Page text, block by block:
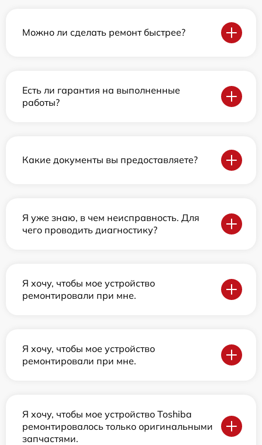
Можно ли сделать ремонт быстрее?
Есть ли гарантия на выполненные
работы?
Какие документы вы предоставляете?
Я уже знаю, в чем неисправность. Для
чего проводить диагностику?
Я хочу, чтобы мое устройство
ремонтировали при мне.
Я хочу, чтобы мое устройство
ремонтировали при мне.
Я хочу, чтобы мое устройство Toshiba
ремонтировалось только оригинальными
запчастями.